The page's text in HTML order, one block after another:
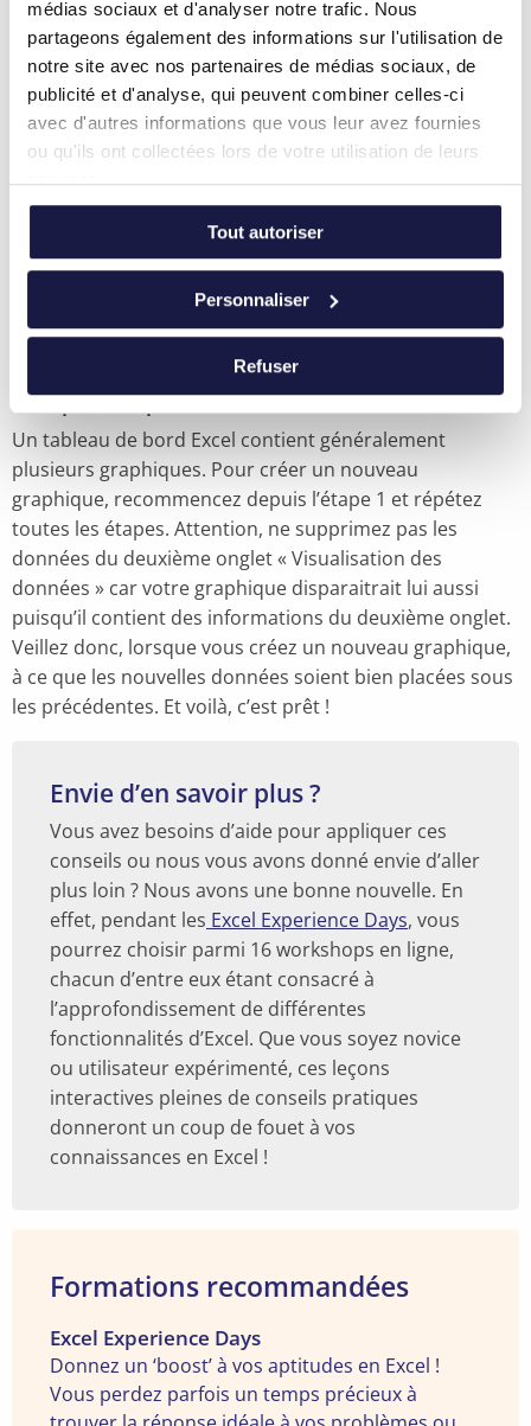
médias sociaux et d'analyser notre trafic. Nous
partageons également des informations sur l'utilisation de
notre site avec nos partenaires de médias sociaux, de
publicité et d'analyse, qui peuvent combiner celles-ci
avec d'autres informations que vous leur avez fournies
ou qu'ils ont collectées lors de votre utilisation de leurs
services.
Tout autoriser
Personnaliser
Refuser
incorrectes n’ont pas été reprises.
6. Peaufinez
Maintenant que toutes les informations sont à leur
place, vous pouvez peaufiner l’aspect de votre
graphique. Vous pouvez ajouter des titres, des unités et
d’autres informations requises, ainsi que modifier les
Dans la barre d’outils, vous trouverez aussi différentes
options telles que « Ajouter un élément graphique » et «
Modifier les couleurs ».
7.Répétez l’opération
Un tableau de bord Excel contient généralement
plusieurs graphiques. Pour créer un nouveau
graphique, recommencez depuis l’étape 1 et répétez
toutes les étapes. Attention, ne supprimez pas les
données du deuxième onglet « Visualisation des
données » car votre graphique disparaitrait lui aussi
puisqu’il contient des informations du deuxième onglet.
Veillez donc, lorsque vous créez un nouveau graphique,
à ce que les nouvelles données soient bien placées sous
les précédentes. Et voilà, c’est prêt !
Envie d’en savoir plus ?
Vous avez besoins d’aide pour appliquer ces
conseils ou nous vous avons donné envie d’aller
plus loin ? Nous avons une bonne nouvelle. En
effet, pendant les Excel Experience Days, vous
pourrez choisir parmi 16 workshops en ligne,
chacun d’entre eux étant consacré à
l’approfondissement de différentes
fonctionnalités d’Excel. Que vous soyez novice
ou utilisateur expérimenté, ces leçons
interactives pleines de conseils pratiques
donneront un coup de fouet à vos
connaissances en Excel !
Formations recommandées
Excel Experience Days
Donnez un ‘boost’ à vos aptitudes en Excel !
Vous perdez parfois un temps précieux à
Voir
la
formation